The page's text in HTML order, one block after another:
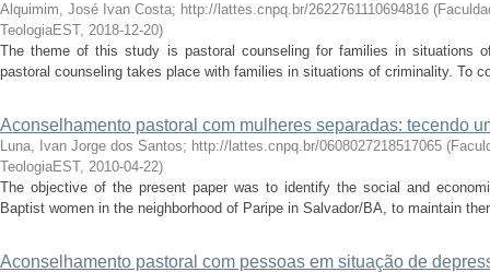
Alquimim, José Ivan Costa; http://lattes.cnpq.br/2622761110694816 (
TeologiaEST, 2018-12-20)
The theme of this study is pastoral counseling for families in situations
pastoral counseling takes place with families in situations of criminality. To
Aconselhamento pastoral com mulheres separadas: tecendo
Luna, Ivan Jorge dos Santos; http://lattes.cnpq.br/0608027218517065 (
TeologiaEST, 2010-04-22)
The objective of the present paper was to identify the social and
Baptist women in the neighborhood of Paripe in Salvador/BA, to maintain
Aconselhamento pastoral com pessoas em situação de